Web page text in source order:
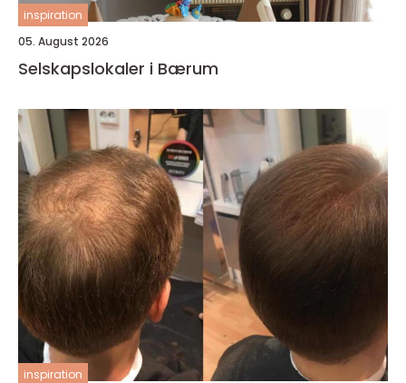
inspiration
05. August 2026
Selskapslokaler i Bærum
inspiration